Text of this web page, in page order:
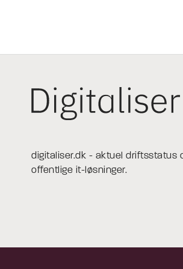
digitaliser.dk - aktuel driftsstatus
offentlige it-løsninger.